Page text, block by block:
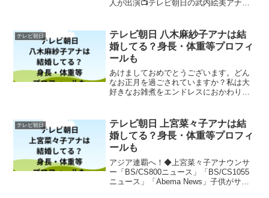
人が出演📺テレビ朝日の武内絵美アナウ
ご覧ください😊番組名：「MOTTO!!」テ
レビ...
テレビ朝日
テレビ朝日 八木麻紗子アナは結
婚してる？身長・体重等プロフィ
ールも
あけましておめでとうございます。どん
なお正月を過ごされていますか？私は大
好きなお雑煮をエンドレスにおかわりし
いたします。#八木麻紗子
pic.twitter.com/T...
テレビ朝日
テレビ朝日 上宮菜々子アナは結
婚してる？身長・体重等プロフィ
ールも
アジア連覇へ！◆上宮菜々子アナウンサ
ー「BS/CS800ニュース」「BS/CS1055
ニュース」「Abema News」子供がサッ